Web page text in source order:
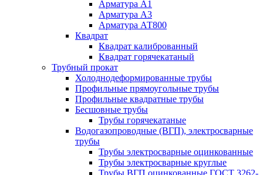
Арматура А1
Арматура А3
Арматура АТ800
Квадрат
Квадрат калиброванный
Квадрат горячекатаный
Трубный прокат
Холоднодеформированные трубы
Профильные прямоугольные трубы
Профильные квадратные трубы
Бесшовные трубы
Трубы горячекатаные
Водогазопроводные (ВГП), электросварные
трубы
Трубы электросварные оцинкованные
Трубы электросварные круглые
Трубы ВГП оцинкованные ГОСТ 3262-